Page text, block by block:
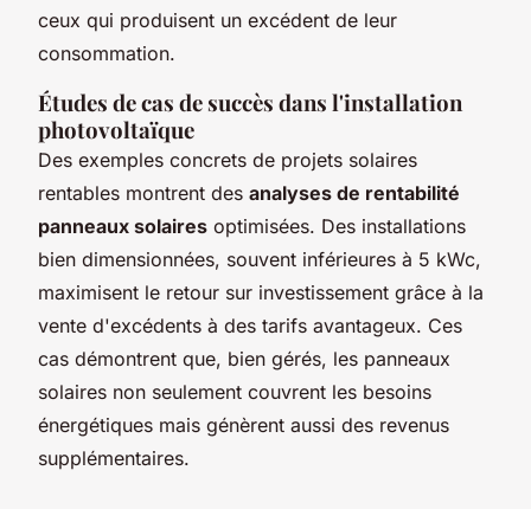
ceux qui produisent un excédent de leur
consommation.
Études de cas de succès dans l'installation
photovoltaïque
Des exemples concrets de projets solaires
rentables montrent des analyses de rentabilité
panneaux solaires optimisées. Des installations
bien dimensionnées, souvent inférieures à 5 kWc,
maximisent le retour sur investissement grâce à la
vente d'excédents à des tarifs avantageux. Ces
cas démontrent que, bien gérés, les panneaux
solaires non seulement couvrent les besoins
énergétiques mais génèrent aussi des revenus
supplémentaires.